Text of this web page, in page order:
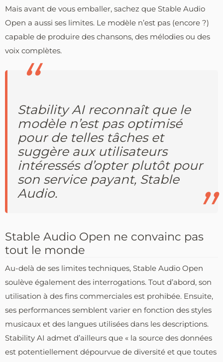
Mais avant de vous emballer, sachez que Stable Audio
Open a aussi ses limites. Le modèle n’est pas (encore ?)
capable de produire des chansons, des mélodies ou des
voix complètes.
Stability AI reconnaît que le
modèle n’est pas optimisé
pour de telles tâches et
suggère aux utilisateurs
intéressés d’opter plutôt pour
son service payant, Stable
Audio.
Stable Audio Open ne convainc pas
tout le monde
Au-delà de ses limites techniques, Stable Audio Open
soulève également des interrogations. Tout d’abord, son
utilisation à des fins commerciales est prohibée. Ensuite,
ses performances semblent varier en fonction des styles
musicaux et des langues utilisées dans les descriptions.
Stability AI admet d’ailleurs que « la source des données
est potentiellement dépourvue de diversité et que toutes